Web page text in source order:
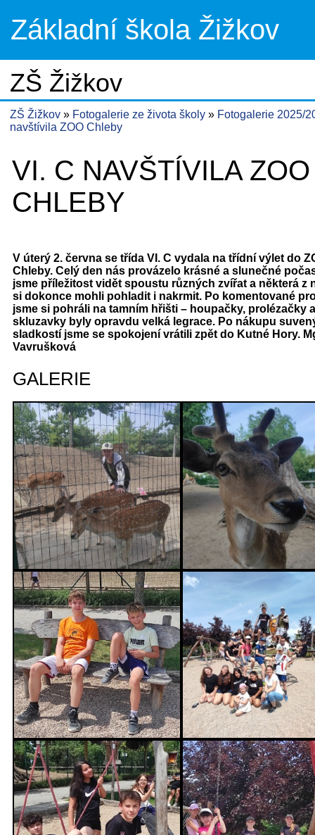
Základní škola Žižkov
ZŠ Žižkov
ZŠ Žižkov Fotogalerie ze života školy
Fotogalerie 2025/
navštívila ZOO Chleby
VI. C NAVŠTÍVILA ZOO
CHLEBY
V úterý 2. června se třída VI. C vydala na třídní výlet do
Chleby. Celý den nás provázelo krásné a slunečné
jsme příležitost vidět spoustu různých zvířat a některá z
si dokonce mohli pohladit i nakrmit. Po komentované
jsme si pohráli na tamním hřišti – houpačky, prolézačky a
skluzavky byly opravdu velká legrace. Po nákupu
sladkostí jsme se spokojení vrátili zpět do Kutné Hory.
Vavrušková
GALERIE